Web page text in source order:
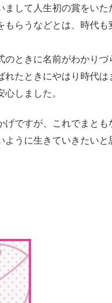
まして人生初の賞をいた
もらうなどとは、時代も
のときに名前がわかりづ
たときにやはり時代は
しました。
げですが、これでまとも
ように生きていきたいと